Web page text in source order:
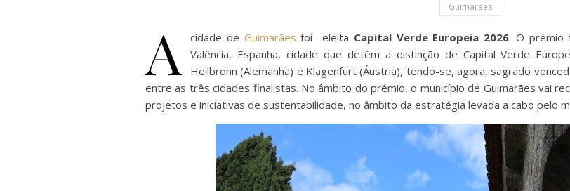
Guimarães
A cidade de Guimarães foi eleita Capital Verde Europeia 2026. O prémio
Valência, Espanha, cidade que detém a distinção de Capital Verde
Heilbronn (Alemanha) e Klagenfurt (Áustria), tendo-se, agora, sagrado
entre as três cidades finalistas. No âmbito do prémio, o município de Guimarães vai
projetos e iniciativas de sustentabilidade, no âmbito da estratégia levada a cabo pelo